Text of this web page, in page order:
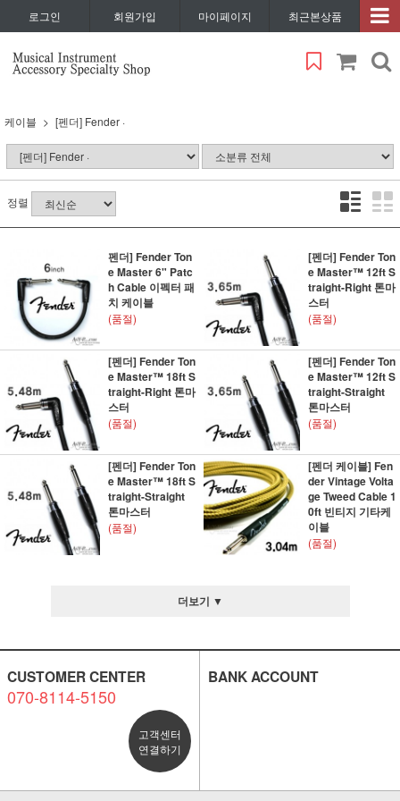
로그인 회원가입 마이페이지 최근본상품
케이블 [펜더] Fender ·
정렬
펜더] Fender Ton
e Master 6" Patc
h Cable 이펙터 패
치 케이블
(품절)
[펜더] Fender Ton
e Master™ 12ft S
traight-Right 톤마
스터
(품절)
[펜더] Fender Ton
e Master™ 18ft S
traight-Right 톤마
스터
(품절)
[펜더] Fender Ton
e Master™ 12ft S
traight-Straight
톤마스터
(품절)
[펜더] Fender Ton
e Master™ 18ft S
traight-Straight
톤마스터
(품절)
[펜더 케이블] Fen
der Vintage Volta
ge Tweed Cable 1
0ft 빈티지 기타케
이블
(품절)
더보기 ▼
CUSTOMER CENTER
070-8114-5150
고객센터
연결하기
BANK ACCOUNT